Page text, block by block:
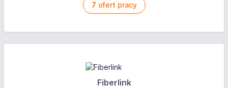
7 ofert pracy
Fiberlink